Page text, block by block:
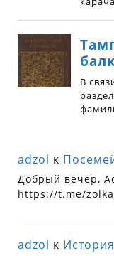
adzol к
Добрый вечер,
https://t.me/
adzol к